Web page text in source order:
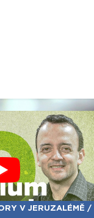
V JERUZALÉMĚ /